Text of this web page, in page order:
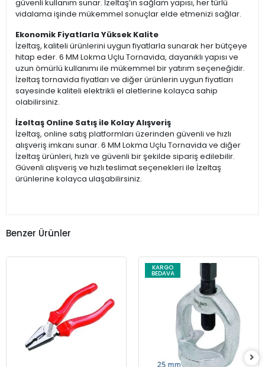
güvenli kullanım sunar. İzeltaş’ın sağlam yapısı, her türlü
vidalama işinde mükemmel sonuçlar elde etmenizi sağlar.
Ekonomik Fiyatlarla Yüksek Kalite
İzeltaş, kaliteli ürünlerini uygun fiyatlarla sunarak her bütçeye
hitap eder. 6 MM Lokma Uçlu Tornavida, dayanıklı yapısı ve
uzun ömürlü kullanımı ile mükemmel bir yatırım seçeneğidir.
İzeltaş tornavida fiyatları ve diğer ürünlerin uygun fiyatları
sayesinde kaliteli elektrikli el aletlerine kolayca sahip
olabilirsiniz.
İzeltaş Online Satış ile Kolay Alışveriş
İzeltaş, online satış platformları üzerinden güvenli ve hızlı
alışveriş imkanı sunar. 6 MM Lokma Uçlu Tornavida ve diğer
İzeltaş ürünleri, hızlı ve güvenli bir şekilde sipariş edilebilir.
Güvenli alışveriş ve hızlı teslimat seçenekleri ile İzeltaş
ürünlerine kolayca ulaşabilirsiniz.
Benzer Ürünler
KARGO
BEDAVA